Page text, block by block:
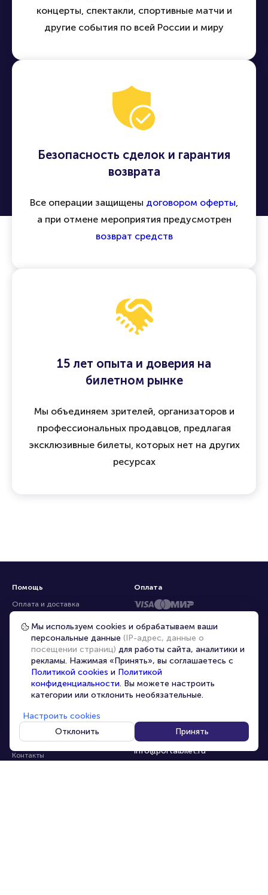
концерты, спектакли, спортивные матчи и
другие события по всей России и миру
Безопасность сделок и гарантия
возврата
Все операции защищены договором оферты,
а при отмене мероприятия предусмотрен
возврат средств
15 лет опыта и доверия на
билетном рынке
Мы объединяем зрителей, организаторов и
профессиональных продавцов, предлагая
эксклюзивные билеты, которых нет на других
ресурсах
Помощь
Оплата и доставка
Частые вопросы
Перепродажа билетов
Организаторам
Корпоративным клиентам
VIP-билеты
Персональные данные
О компании
Контакты
8-800-500-42-62
8-499-226-15-14
info@portalbilet.ru
С 10:00 до 21:00,
Оплата
Мы используем cookies и обрабатываем ваши
персональные данные (IP-адрес, данные о
посещении страниц) для работы сайта, аналитики и
рекламы. Нажимая «Принять», вы соглашаетесь с
Политикой cookies и Политикой
конфиденциальности. Вы можете настроить
категории или отклонить необязательные.
Настроить cookies
Отклонить
Принять